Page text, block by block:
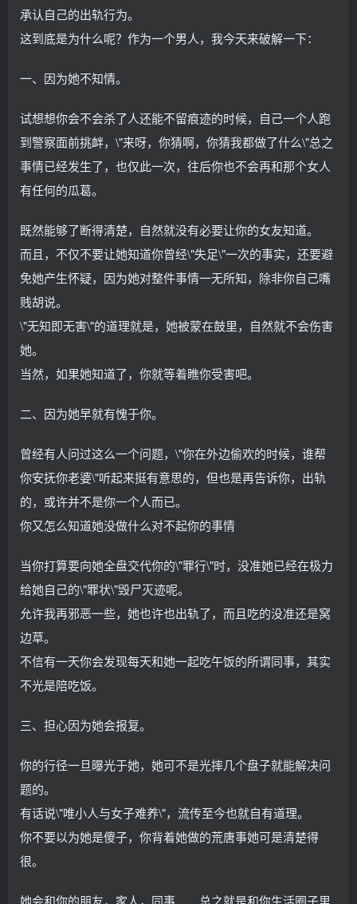
承认自己的出轨行为。
这到底是为什么呢？作为一个男人，我今天来破解一下：
一、因为她不知情。
试想想你会不会杀了人还能不留痕迹的时候，自己一个人跑
到警察面前挑衅，\"来呀，你猜啊，你猜我都做了什么\"总之
事情已经发生了，也仅此一次，往后你也不会再和那个女人
有任何的瓜葛。
既然能够了断得清楚，自然就没有必要让你的女友知道。
而且，不仅不要让她知道你曾经\"失足\"一次的事实，还要避
免她产生怀疑，因为她对整件事情一无所知，除非你自己嘴
贱胡说。
\"无知即无害\"的道理就是，她被蒙在鼓里，自然就不会伤害
她。
当然，如果她知道了，你就等着瞧你受害吧。
二、因为她早就有愧于你。
曾经有人问过这么一个问题，\"你在外边偷欢的时候，谁帮
你安抚你老婆\"听起来挺有意思的，但也是再告诉你，出轨
的，或许并不是你一个人而已。
你又怎么知道她没做什么对不起你的事情
当你打算要向她全盘交代你的\"罪行\"时，没准她已经在极力
给她自己的\"罪状\"毁尸灭迹呢。
允许我再邪恶一些，她也许也出轨了，而且吃的没准还是窝
边草。
不信有一天你会发现每天和她一起吃午饭的所谓同事，其实
不光是陪吃饭。
三、担心因为她会报复。
你的行径一旦曝光于她，她可不是光摔几个盘子就能解决问
题的。
有话说\"唯小人与女子难养\"，流传至今也就自有道理。
你不要以为她是傻子，你背着她做的荒唐事她可是清楚得
很。
她会和你的朋友，家人，同事……总之就是和你生活圈子里